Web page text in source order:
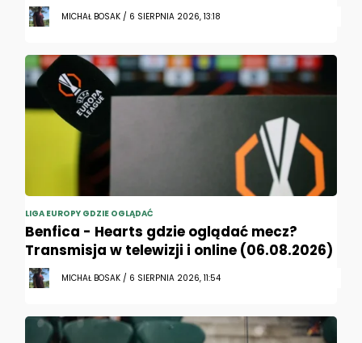
MICHAŁ BOSAK / 6 SIERPNIA 2026, 13:18
LIGA EUROPY GDZIE OGLĄDAĆ
Benfica - Hearts gdzie oglądać mecz?
Transmisja w telewizji i online (06.08.2026)
MICHAŁ BOSAK / 6 SIERPNIA 2026, 11:54